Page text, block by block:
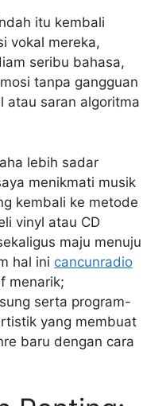
itu kembali
vokal mereka,
seribu bahasa,
tanpa gangguan
atau saran algoritma
lebih sadar
menikmati musik
kembali ke metode
vinyl atau CD
maju menuju
hal ini cancunradio
menarik;
serta program-
yang membuat
baru dengan cara